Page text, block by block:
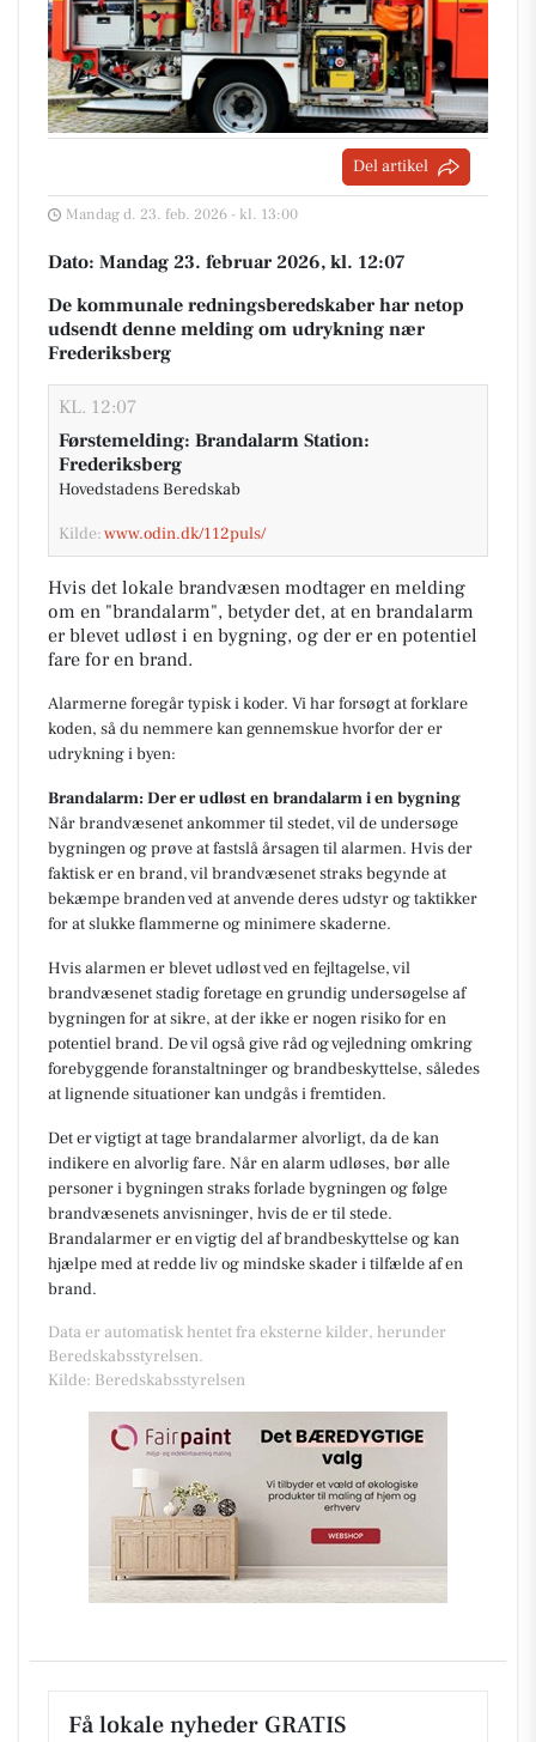
Del artikel
Mandag d. 23. feb. 2026 - kl. 13:00
Dato: Mandag 23. februar 2026, kl. 12:07
De kommunale redningsberedskaber har netop
udsendt denne melding om udrykning nær
Frederiksberg
KL. 12:07
Førstemelding: Brandalarm Station:
Frederiksberg
Hovedstadens Beredskab
Kilde:www.odin.dk/112puls/
Hvis det lokale brandvæsen modtager en melding
om en "brandalarm", betyder det, at en brandalarm
er blevet udløst i en bygning, og der er en potentiel
fare for en brand.
Alarmerne foregår typisk i koder. Vi har forsøgt at forklare
koden, så du nemmere kan gennemskue hvorfor der er
udrykning i byen:
Brandalarm: Der er udløst en brandalarm i en bygning
Når brandvæsenet ankommer til stedet, vil de undersøge
bygningen og prøve at fastslå årsagen til alarmen. Hvis der
faktisk er en brand, vil brandvæsenet straks begynde at
bekæmpe branden ved at anvende deres udstyr og taktikker
for at slukke flammerne og minimere skaderne.
Hvis alarmen er blevet udløst ved en fejltagelse, vil
brandvæsenet stadig foretage en grundig undersøgelse af
bygningen for at sikre, at der ikke er nogen risiko for en
potentiel brand. De vil også give råd og vejledning omkring
forebyggende foranstaltninger og brandbeskyttelse, således
at lignende situationer kan undgås i fremtiden.
Det er vigtigt at tage brandalarmer alvorligt, da de kan
indikere en alvorlig fare. Når en alarm udløses, bør alle
personer i bygningen straks forlade bygningen og følge
brandvæsenets anvisninger, hvis de er til stede.
Brandalarmer er en vigtig del af brandbeskyttelse og kan
hjælpe med at redde liv og mindske skader i tilfælde af en
brand.
Data er automatisk hentet fra eksterne kilder, herunder
Beredskabsstyrelsen.
Kilde: Beredskabsstyrelsen
Få lokale nyheder GRATIS